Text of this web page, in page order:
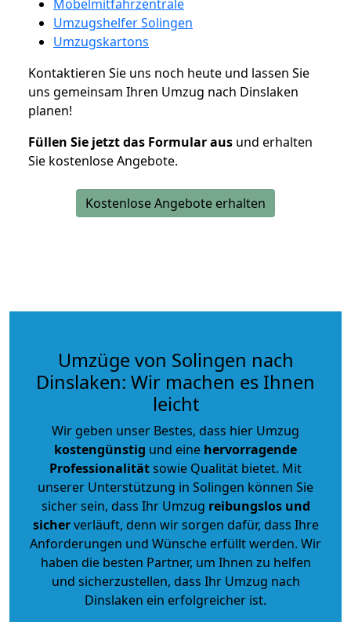
Möbelmitfahrzentrale
Umzugshelfer Solingen
Umzugskartons
Kontaktieren Sie uns noch heute und lassen Sie
uns gemeinsam Ihren Umzug nach Dinslaken
planen!
Füllen Sie jetzt das Formular aus und erhalten
Sie kostenlose Angebote.
Kostenlose Angebote erhalten
Umzüge von Solingen nach
Dinslaken: Wir machen es Ihnen
leicht
Wir geben unser Bestes, dass hier Umzug
kostengünstig und eine hervorragende
Professionalitätsowie Qualität bietet. Mit
unserer Unterstützung in Solingen können Sie
sicher sein, dass Ihr Umzug reibungslos und
sicherverläuft, denn wir sorgen dafür, dass Ihre
Anforderungen und Wünsche erfüllt werden. Wir
haben die besten Partner, um Ihnen zu helfen
und sicherzustellen, dass Ihr Umzug nach
Dinslaken ein erfolgreicher ist.